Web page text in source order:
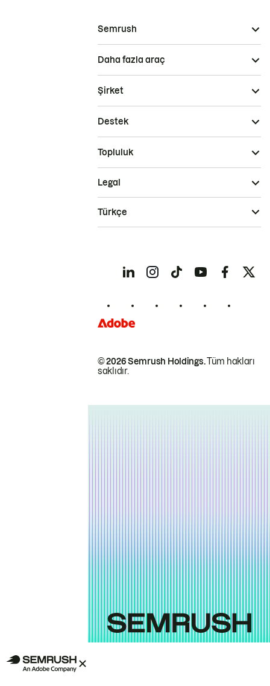
Semrush
Daha fazla araç
Şirket
Destek
Topluluk
© 2026 Semrush Holdings.Tüm hakları
saklıdır.
Legal
Türkçe